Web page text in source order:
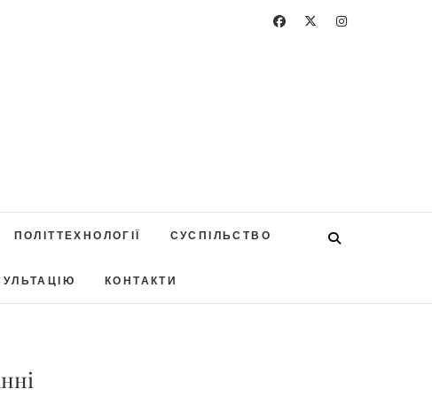
ПОЛІТТЕХНОЛОГІЇ СУСПІЛЬСТВО
КОНТАКТИ